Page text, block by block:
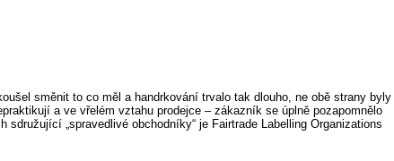
směnit to co měl a handrkování trvalo tak dlouho, ne obě strany byly
a ve vřelém vztahu prodejce – zákazník se úplně pozapomnělo
„spravedlivé obchodníky“ je Fairtrade Labelling Organizations